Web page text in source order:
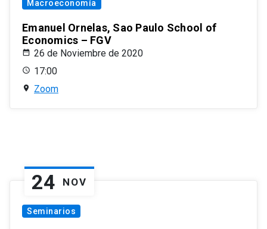
Macroeconomía
Emanuel Ornelas, Sao Paulo School of
Economics – FGV
26 de Noviembre de 2020
17:00
Zoom
24 NOV
Seminarios